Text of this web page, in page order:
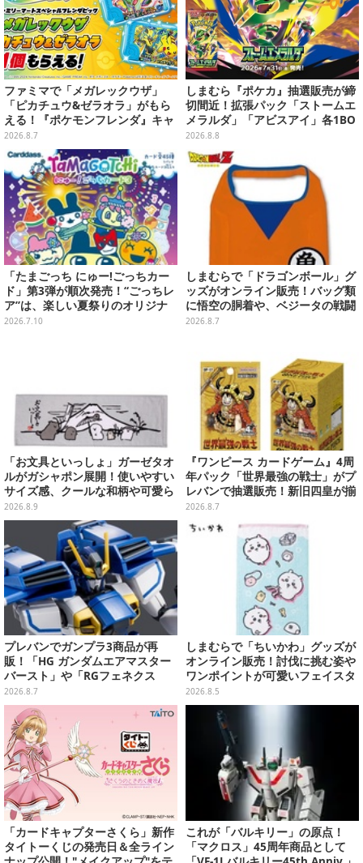
ファミマで「メガレックウザ」
「ピカチュウ&ゼラオラ」がもら
える！『ポケモンフレンダ』キャ
ンペーンが8月11日開始
2026.8.7
しまむら『ポケカ』抽選販売が締
切間近！拡張パック「ストームエ
メラルダ」「アビスアイ」各1BO
Xをラインナップ
2026.8.8
「たまごっち にゅー!ごっちカー
ド」第3弾が順次発売！“ごっちレ
ア”は、楽しい夏祭りのオリジナ
ルアートに
2026.7.10
しまむらで「ドラゴンボール」グ
ッズがオンライン販売！バッグ類
に悟空の胴着や、ベジータの戦闘
服を大胆デザイン
2026.8.7
「お文具といっしょ」ガーゼタオ
ルがガシャポン展開！使いやすい
サイズ感、クールな和柄や可愛ら
しいお寿司など全4種
2026.8.9
『ワンピース カードゲーム』4周
年パック「世界最強の戦士」がプ
レバンで抽選販売！新旧四皇が揃
い踏み、刃牙作者が描く「カイド
ウ」も
2026.8.7
プレバンでガンプラ3商品が再
販！「HG ガンダムエアマスター
バースト」や「RGフェネクス
（ナラティブVer.）」も
2026.8.7
しまむらで「ちいかわ」グッズが
オンライン販売！討伐に挑む姿や
ワンポイントが可愛いフェイスタ
オル、バスマットなど全14種
2026.8.5
「カードキャプターさくら」新作
タイトーくじの発売日＆全ライン
これが「バルキリー」の原点！
「マクロス」45周年商品として